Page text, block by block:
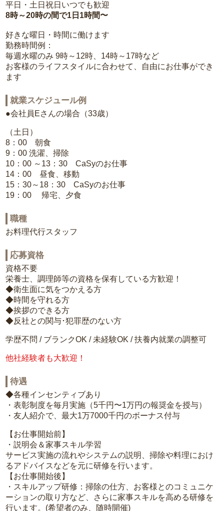
平日・土日祝日いつでも歓迎
8時～20時の間で1日1時間〜
好きな曜日・時間に働けます
勤務時間例：
毎週水曜のみ 9時～12時、14時～17時など
お客様のライフスタイルに合わせて、自由にお仕事ができ
ます
就業スケジュール例
●会社員Eさんの場合（33歳）
（土日）
8：00 朝食
9：00 洗濯、掃除
10：00 ～13：30 CaSyのお仕事
14：00 昼食、移動
15：30～18：30 CaSyのお仕事
19：00 帰宅、夕食
職種
お料理代行スタッフ
応募資格
資格不要
栄養士、調理師等の資格を保有している方歓迎！
◆衛生面に気をつかえる方
◆時間を守れる方
◆挨拶のできる方
◆反社との関与･犯罪歴のない方
学歴不問 / ブランクOK / 未経験OK / 扶養内就業の調整可
他社経験者も大歓迎！
待遇
◆各種インセンティブあり
・表彰制度を毎月実施（5千円〜1万円の報奨金を授与）
・友人紹介で、最大1万7000千円のボーナス付与
【お仕事開始前】
・説明会＆家事スキル学習
サービス実施の流れやシステムの説明、掃除や料理におけ
るアドバイスなどを元に研修を行います。
【お仕事開始後】
・スキルアップ研修：掃除の仕方、お客様とのコミュニケ
ーションの取り方など、さらに家事スキルを高める研修を
行います。(希望者のみ、随時開催)